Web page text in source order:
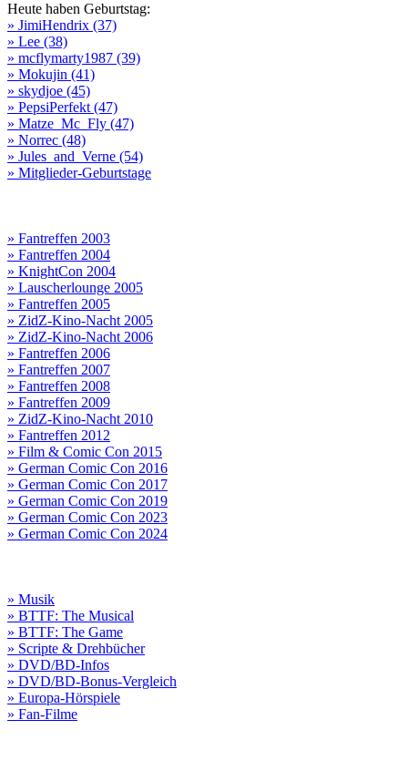
Heute haben Geburtstag:
» JimiHendrix (37)
» Lee (38)
» mcflymarty1987 (39)
» Mokujin (41)
» skydjoe (45)
» PepsiPerfekt (47)
» Matze_Mc_Fly (47)
» Norrec (48)
» Jules_and_Verne (54)
» Mitglieder-Geburtstage
» Fantreffen 2003
» Fantreffen 2004
» KnightCon 2004
» Lauscherlounge 2005
» Fantreffen 2005
» ZidZ-Kino-Nacht 2005
» ZidZ-Kino-Nacht 2006
» Fantreffen 2006
» Fantreffen 2007
» Fantreffen 2008
» Fantreffen 2009
» ZidZ-Kino-Nacht 2010
» Fantreffen 2012
» Film & Comic Con 2015
» German Comic Con 2016
» German Comic Con 2017
» German Comic Con 2019
» German Comic Con 2023
» German Comic Con 2024
» Musik
» BTTF: The Musical
» BTTF: The Game
» Scripte & Drehbücher
» DVD/BD-Infos
» DVD/BD-Bonus-Vergleich
» Europa-Hörspiele
» Fan-Filme